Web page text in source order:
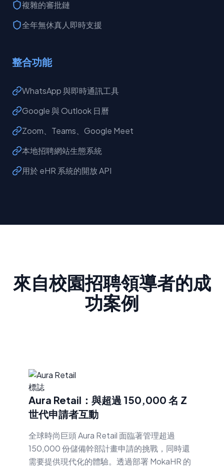
複雜的審批鏈
全年無休真人即時支援
整合功能
WhatsApp 與即時通訊工具
Google 與 Outlook 日曆
Zoom、Teams、Google Meet
本地招聘網站生態系統
用於 eHR 系統的開放 API
來自校園招聘領導者的成
功案例
Aura Retail：與超過 150,000 名 Z
世代申請者互動
全球時尚巨頭 Aura Retail 面臨著管理超過
150,000 份儲備幹部計畫申請的挑戰，同時還
需要提供現代化的體驗。透過部署 MokaHR 的